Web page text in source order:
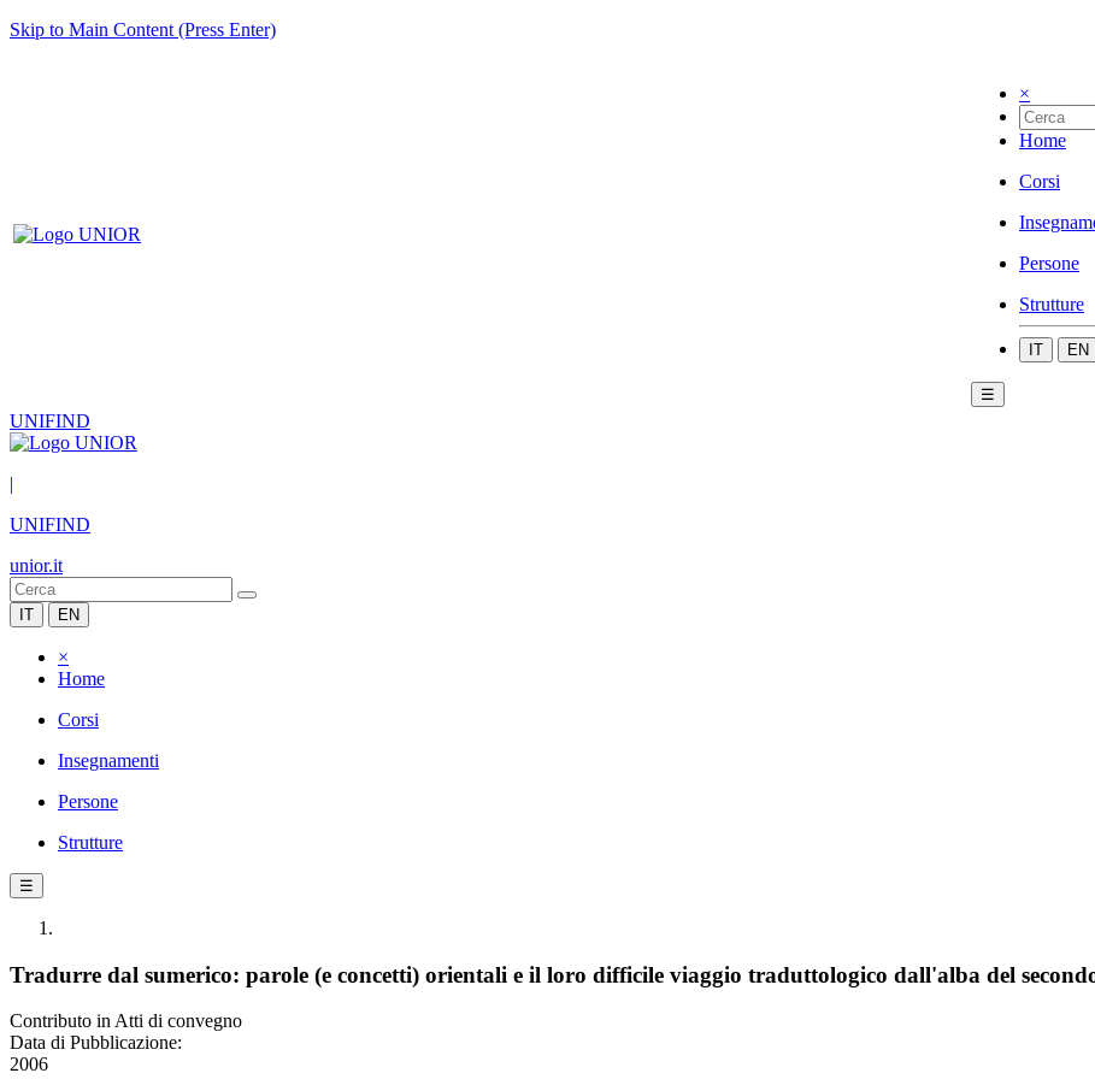
Skip to Main Content (Press Enter)
×
Home
Corsi
Persone
Strutture
IT EN
☰
UNIFIND
|
UNIFIND
unior.it
IT EN
×
Home
Corsi
Insegnamenti
Persone
Strutture
☰
Tradurre dal sumerico: parole (e concetti) orientali e il loro difficile viaggio traduttologico dall'alba del
Contributo in Atti di convegno
Data di Pubblicazione:
2006